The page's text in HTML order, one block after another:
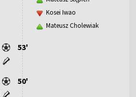
Kosei Iwao
Mateusz Cholewiak
53'
50'